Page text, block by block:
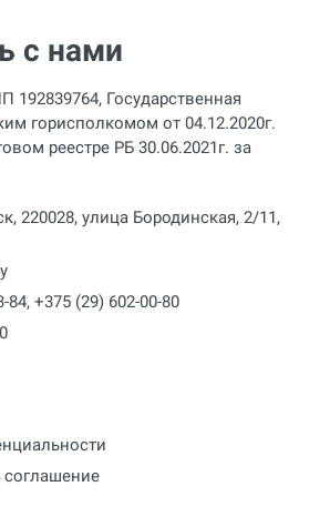
с нами
Государственная
горисполкомом от 04.12.2020г.
реестре РБ 30.06.2021г. за
, 220028, улица Бородинская, 2/11,
84, +375 (29) 602-00-80
соглашение